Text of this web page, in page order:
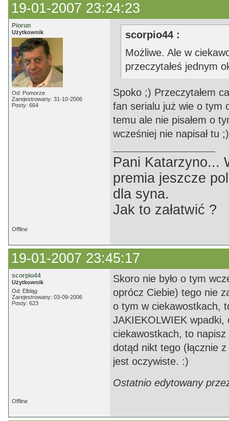
19-01-2007 23:24:23
Piorun
Użytkownik
Od: Pomorze
Zarejestrowany: 31-10-2006
Posty: 664
scorpio44 :
Możliwe. Ale w
przeczytałeś jednym
Spoko ;) Przeczytałem
fan serialu już wie o tym
temu ale nie pisałem o
wcześniej nie napisał tu ;)
Pani Katarzyno...
premia jeszcze
dla syna.
Jak to załatwić ?
Offline
19-01-2007 23:45:17
scorpio44
Użytkownik
Od: Elbląg
Zarejestrowany: 03-09-2006
Posty: 623
Skoro nie było o tym
oprócz Ciebie) tego nie
o tym w ciekawostkach,
JAKIEKOLWIEK
ciekawostkach, to
dotąd nikt tego (łącznie
jest oczywiste. :)
Ostatnio edytowany
Offline